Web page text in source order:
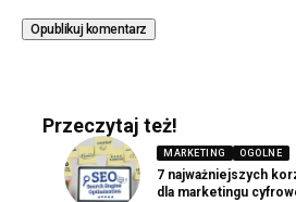
Przeczytaj też!
MARKETING OGOLNE
7 najważniejszych
dla marketingu